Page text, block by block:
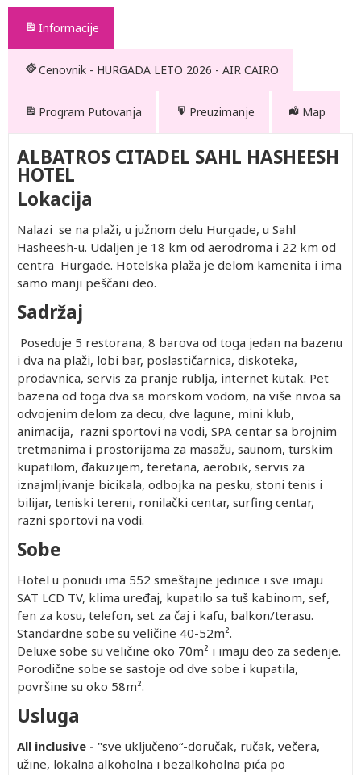
Informacije
Cenovnik - HURGADA LETO 2026 - AIR CAIRO
Program Putovanja Preuzimanje Map
ALBATROS CITADEL SAHL HASHEESH
HOTEL
Lokacija
Nalazi se na plaži, u južnom delu Hurgade, u Sahl
Hasheesh-u. Udaljen je 18 km od aerodroma i 22 km od
centra Hurgade. Hotelska plaža je delom kamenita i ima
samo manji peščani deo.
Sadržaj
Poseduje 5 restorana, 8 barova od toga jedan na bazenu
i dva na plaži, lobi bar, poslastičarnica, diskoteka,
prodavnica, servis za pranje rublja, internet kutak. Pet
bazena od toga dva sa morskom vodom, na više nivoa sa
odvojenim delom za decu, dve lagune, mini klub,
animacija, razni sportovi na vodi, SPA centar sa brojnim
tretmanima i prostorijama za masažu, saunom, turskim
kupatilom, đakuzijem, teretana, aerobik, servis za
iznajmljivanje bicikala, odbojka na pesku, stoni tenis i
bilijar, teniski tereni, ronilački centar, surfing centar,
razni sportovi na vodi.
Sobe
Hotel u ponudi ima 552 smeštajne jedinice i sve imaju
SAT LCD TV, klima uređaj, kupatilo sa tuš kabinom, sef,
fen za kosu, telefon, set za čaj i kafu, balkon/terasu.
Standardne sobe su veličine 40-52m².
Deluxe sobe su veličine oko 70m² i imaju deo za sedenje.
Porodične sobe se sastoje od dve sobe i kupatila,
površine su oko 58m².
Usluga
All inclusive - "sve uključeno“-doručak, ručak, večera,
užine, lokalna alkoholna i bezalkoholna pića po